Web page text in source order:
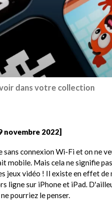
dans votre collection
novembre 2022]
sans connexion Wi-Fi et on ne
mobile. Mais cela ne signifie
jeux vidéo ! Il existe en effet
ligne sur iPhone et iPad.
pourriez le penser.